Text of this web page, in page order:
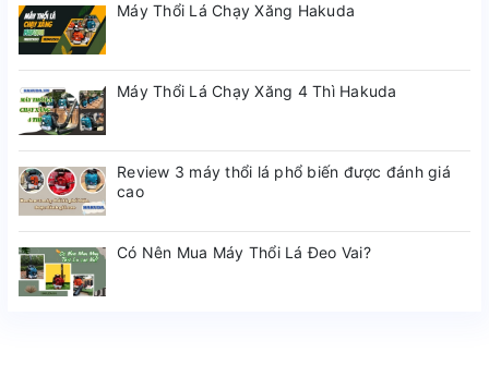
Máy Thổi Lá Chạy Xăng Hakuda
Máy Thổi Lá Chạy Xăng 4 Thì Hakuda
Review 3 máy thổi lá phổ biến được đánh giá
cao
Có Nên Mua Máy Thổi Lá Đeo Vai?